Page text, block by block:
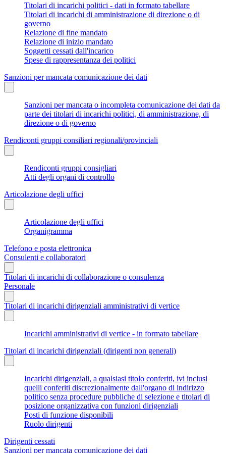
Titolari di incarichi politici - dati in formato tabellare
Titolari di incarichi di amministrazione di direzione o di
governo
Relazione di fine mandato
Relazione di inizio mandato
Soggetti cessati dall'incarico
Spese di rappresentanza dei politici
Sanzioni per mancata comunicazione dei dati
Sanzioni per mancata o incompleta comunicazione dei dati da
parte dei titolari di incarichi politici, di amministrazione, di
direzione o di governo
Rendiconti gruppi consiliari regionali/provinciali
Rendiconti gruppi consigliari
Atti degli organi di controllo
Articolazione degli uffici
Articolazione degli uffici
Organigramma
Telefono e posta elettronica
Consulenti e collaboratori
Titolari di incarichi di collaborazione o consulenza
Personale
Titolari di incarichi dirigenziali amministrativi di vertice
Incarichi amministrativi di vertice - in formato tabellare
Titolari di incarichi dirigenziali (dirigenti non generali)
Incarichi dirigenziali, a qualsiasi titolo conferiti, ivi inclusi
quelli conferiti discrezionalmente dall'organo di indirizzo
politico senza procedure pubbliche di selezione e titolari di
posizione organizzativa con funzioni dirigenziali
Posti di funzione disponibili
Ruolo dirigenti
Dirigenti cessati
Sanzioni per mancata comunicazione dei dati